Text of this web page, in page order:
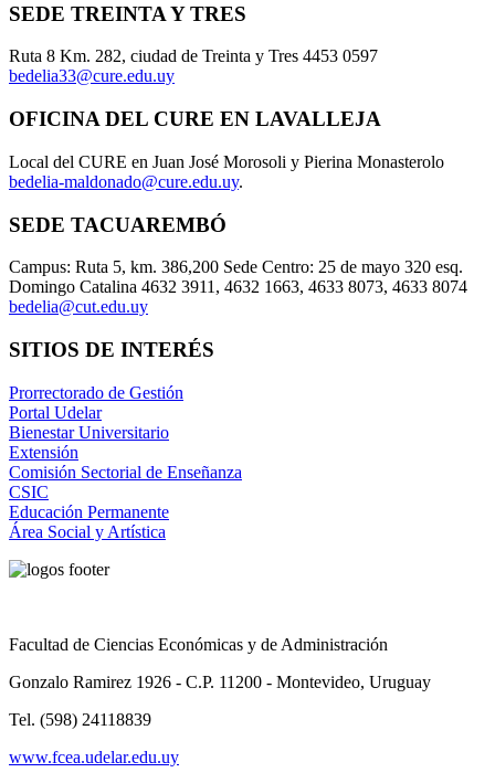
SEDE TREINTA Y TRES
Ruta 8 Km. 282, ciudad de Treinta y Tres 4453 0597
bedelia33@cure.edu.uy
OFICINA DEL CURE EN LAVALLEJA
Local del CURE en Juan José Morosoli y Pierina Monasterolo
bedelia-maldonado@cure.edu.uy.
SEDE TACUAREMBÓ
Campus: Ruta 5, km. 386,200 Sede Centro: 25 de mayo 320 esq.
Domingo Catalina 4632 3911, 4632 1663, 4633 8073, 4633 8074
bedelia@cut.edu.uy
SITIOS DE INTERÉS
Prorrectorado de Gestión
Portal Udelar
Bienestar Universitario
Extensión
Comisión Sectorial de Enseñanza
CSIC
Educación Permanente
Área Social y Artística
Facultad de Ciencias Económicas y de Administración
Gonzalo Ramirez 1926 - C.P. 11200 - Montevideo, Uruguay
Tel. (598) 24118839
www.fcea.udelar.edu.uy